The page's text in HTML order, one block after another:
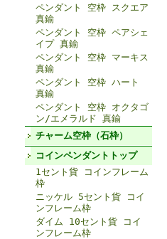
ペンダント 空枠 スクエア
真鍮
ペンダント 空枠 ペアシェ
イプ 真鍮
ペンダント 空枠 マーキス
真鍮
ペンダント 空枠 ハート
真鍮
ペンダント 空枠 オクタゴ
ン/エメラルド 真鍮
チャーム空枠（石枠）
コインペンダントトップ
1セント貨 コインフレーム
枠
ニッケル 5セント貨 コイ
ンフレーム枠
ダイム 10セント貨 コイ
ンフレーム枠